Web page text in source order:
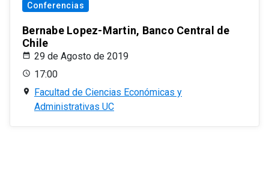
Conferencias
Bernabe Lopez-Martin, Banco Central de
Chile
29 de Agosto de 2019
17:00
Facultad de Ciencias Económicas y
Administrativas UC